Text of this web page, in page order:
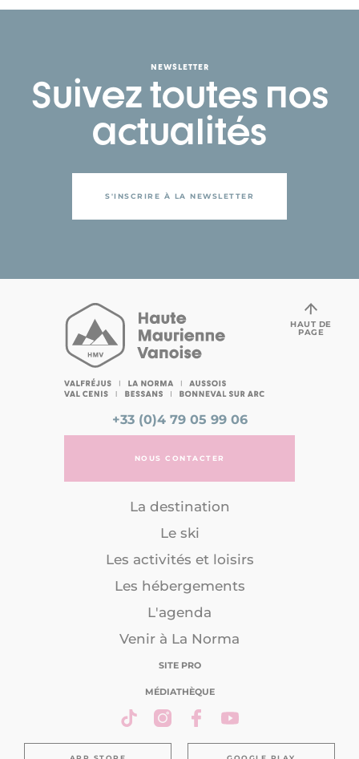
NEWSLETTER
Suivez toutes nos
actualités
S'INSCRIRE À LA NEWSLETTER
+33 (0)4 79 05 99 06
NOUS CONTACTER
La destination
Le ski
Les activités et loisirs
Les hébergements
L'agenda
Venir à La Norma
SITE PRO
MÉDIATHÈQUE
HAUT DE
PAGE